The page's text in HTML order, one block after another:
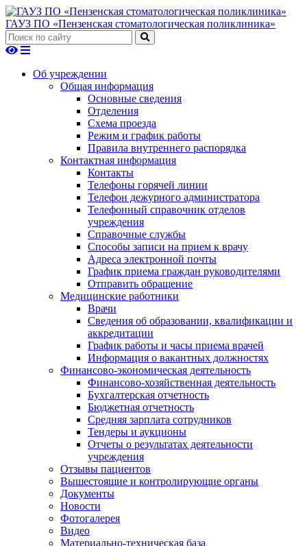
ГАУЗ ПО «Пензенская стоматологическая поликлиника»
Об учреждении
Общая информация
Основные сведения
Отделения
Схема проезда
Режим и график работы
Правила внутреннего распорядка
Контактная информация
Контакты
Телефоны горячей линии
Телефон дежурного администратора
Телефонный справочник отделов
учреждения
Справочные службы
Способы записи на прием к врачу
Адреса электронной почты
График приема граждан руководителями
Отправить обращение
Медицинские работники
Врачи
Сведения об образовании, квалификации и
аккредитации
График работы и часы приема врачей
Информация о вакантных должностях
Финансово-экономическая деятельность
Финансово-хозяйственная деятельность
Бухгалтерская отчетность
Бюджетная отчетность
Средняя зарплата сотрудников
Тендеры и аукционы
Отчеты о результатах деятельности
учреждения
Отзывы пациентов
Вышестоящие и контролирующие органы
Документы
Новости
Фотогалерея
Видео
Материально-техническая база